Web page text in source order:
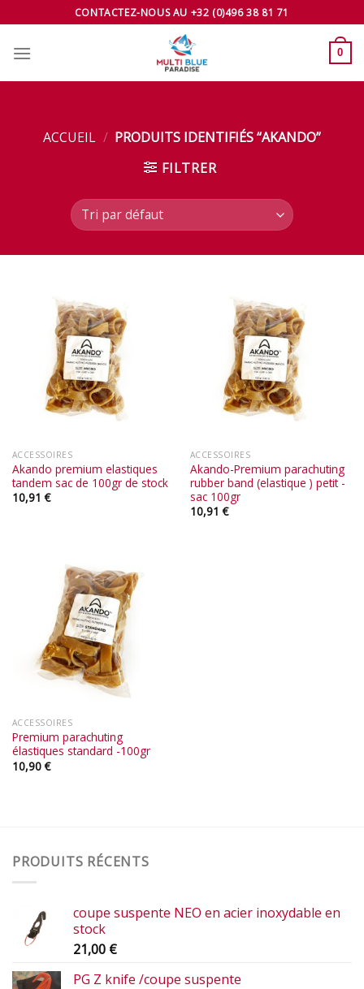
to
content
CONTACTEZ-NOUS AU +32 (0)496 38 81 71
0
ACCUEIL / PRODUITS IDENTIFIÉS “AKANDO”
FILTRER
ACCESSOIRES
Akando premium elastiques
tandem sac de 100gr de stock
10,91€
ACCESSOIRES
Akando-Premium parachuting
rubber band (elastique ) petit -
sac 100gr
10,91€
ACCESSOIRES
Premium parachuting
élastiques standard -100gr
10,90€
PRODUITS RÉCENTS
coupe suspente NEO en acier inoxydable en
stock
21,00 €
PG Z knife /coupe suspente